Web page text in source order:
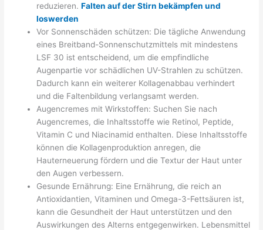
reduzieren.Falten auf der Stirn bekämpfen und
loswerden
Vor Sonnenschäden schützen: Die tägliche Anwendung
eines Breitband-Sonnenschutzmittels mit mindestens
LSF 30 ist entscheidend, um die empfindliche
Augenpartie vor schädlichen UV-Strahlen zu schützen.
Dadurch kann ein weiterer Kollagenabbau verhindert
und die Faltenbildung verlangsamt werden.
Augencremes mit Wirkstoffen: Suchen Sie nach
Augencremes, die Inhaltsstoffe wie Retinol, Peptide,
Vitamin C und Niacinamid enthalten. Diese Inhaltsstoffe
können die Kollagenproduktion anregen, die
Hauterneuerung fördern und die Textur der Haut unter
den Augen verbessern.
Gesunde Ernährung: Eine Ernährung, die reich an
Antioxidantien, Vitaminen und Omega-3-Fettsäuren ist,
kann die Gesundheit der Haut unterstützen und den
Auswirkungen des Alterns entgegenwirken. Lebensmittel